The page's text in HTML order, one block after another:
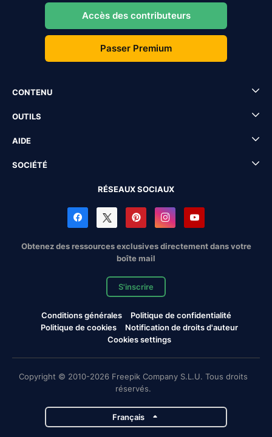
Accès des contributeurs
Passer Premium
CONTENU
OUTILS
AIDE
SOCIÉTÉ
RÉSEAUX SOCIAUX
Obtenez des ressources exclusives directement dans votre
boîte mail
S'inscrire
Conditions générales
Politique de confidentialité
Politique de cookies
Notification de droits d'auteur
Cookies settings
Copyright © 2010-2026 Freepik Company S.L.U. Tous droits
réservés.
Français